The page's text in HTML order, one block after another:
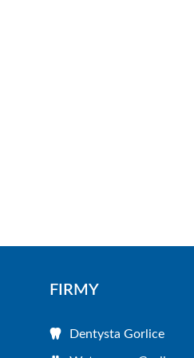
FIRMY
Dentysta Gorlice